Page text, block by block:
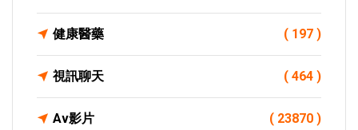
健康醫藥 ( 197 )
視訊聊天 ( 464 )
Av影片 ( 23870 )